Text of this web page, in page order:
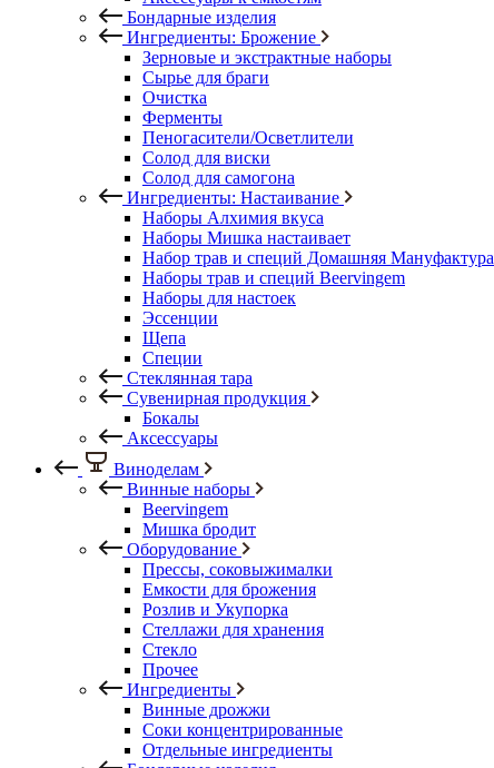
Бондарные изделия
Ингредиенты: Брожение
Зерновые и экстрактные наборы
Сырье для браги
Очистка
Ферменты
Пеногасители/Осветлители
Солод для виски
Солод для самогона
Ингредиенты: Настаивание
Наборы Алхимия вкуса
Наборы Мишка настаивает
Набор трав и специй Домашняя Мануфактура
Наборы трав и специй Beervingem
Наборы для настоек
Эссенции
Щепа
Специи
Стеклянная тара
Сувенирная продукция
Бокалы
Аксессуары
Виноделам
Винные наборы
Beervingem
Мишка бродит
Оборудование
Прессы, соковыжималки
Емкости для брожения
Розлив и Укупорка
Стеллажи для хранения
Стекло
Прочее
Ингредиенты
Винные дрожжи
Соки концентрированные
Отдельные ингредиенты